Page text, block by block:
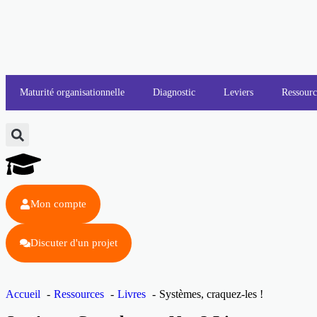
Maturité organisationnelle Diagnostic Leviers
Mon compte
Discuter d'un projet
Accueil Ressources Livres Systèmes, craquez-les !